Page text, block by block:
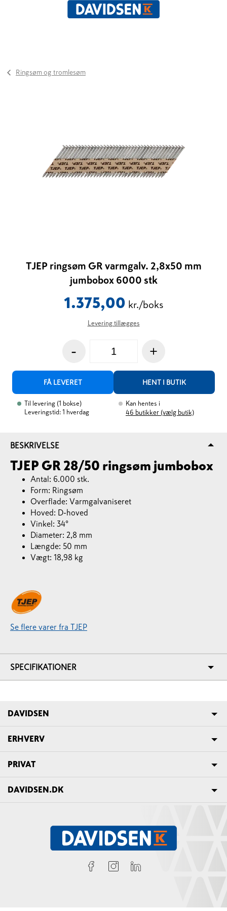
Ringsøm og tromlesøm
TJEP ringsøm GR varmgalv. 2,8x50 mm
jumbobox 6000 stk
1.375,00 kr./boks
Levering tillægges
- +
FÅ LEVERET HENT I BUTIK
Til levering (1 bokse)
Leveringstid: 1 hverdag
Kan hentes i
46 butikker (vælg butik)
BESKRIVELSE
TJEP GR 28/50 ringsøm jumbobox
Antal: 6.000 stk.
Form: Ringsøm
Overflade: Varmgalvaniseret
Hoved: D-hoved
Vinkel: 34°
Diameter: 2,8 mm
Længde: 50 mm
Vægt: 18,98 kg
Se flere varer fra TJEP
SPECIFIKATIONER
DAVIDSEN
ERHVERV
PRIVAT
DAVIDSEN.DK